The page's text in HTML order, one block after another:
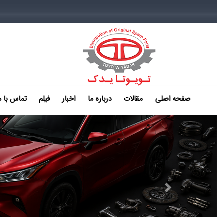
صفحه اصلی مقالات درباره ما اخبار فیلم تماس با
Next